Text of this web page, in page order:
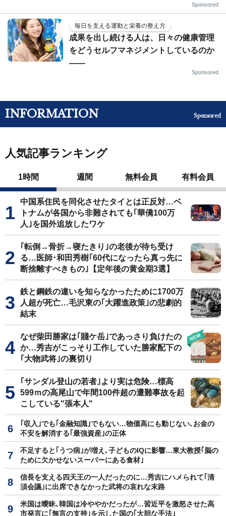
Sponsored
毎日を支える運動と栄養の整え方
成果を出し続ける人は、日々の健康管理
をどうセルフマネジメントしているのか
——
Sponsored
INFORMATION Sponsored
人気記事ランキング
1時間 週間 無料会員 有料会員
中国系住民を同化させたタイとは正反対…ベ
トナムが各国から非難されても｢華僑100万
人｣を国外追放したワケ
｢転倒→骨折→寝たきり｣の老後が待ち受け
る…医師･和田秀樹｢60代になったら真っ先に
断捨離すべきもの｣【定年後の黄金期3選】
鉄と鋼鉄の違いを知らなかったために1700万
人超が死亡…毛沢東の｢大躍進政策｣の悲劇的
結末
なぜ柴田勝家は｢賤ケ岳｣であっさり負けたの
か…秀吉がこっそり工作していた勝家配下の
｢大物武将｣の裏切り
｢サンダル登山の若者｣より実は危険…標高
599ｍの高尾山で年間100件超の遭難事故を起
こしている"張本人"
｢収入｣でも｢金融知識｣でもない…物価高にも動じない､お金の
不安を解消する｢最強資産｣の正体
不足すると｢うつ病｣が増え､子どものIQに影響…東大教授｢脳の
ために欠かせないスーパーにある食材｣
信長を支える四天王の一人だったのに…秀吉にハメられて｢清
須会議｣に出席できなかった武将の哀れな末路
米国は曖昧､韓国は冷ややかだったが…習近平を激怒させた高
市発言に｢無言の支持｣を示した国の｢大胆な手法｣